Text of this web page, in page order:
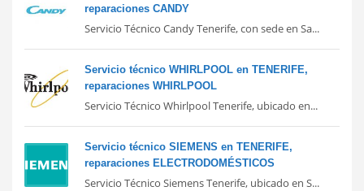
reparaciones CANDY
Servicio Técnico Candy Tenerife, con sede en Sa...
Servicio técnico WHIRLPOOL en TENERIFE,
reparaciones WHIRLPOOL
Servicio Técnico Whirlpool Tenerife, ubicado en...
Servicio técnico SIEMENS en TENERIFE,
reparaciones ELECTRODOMÉSTICOS
Servicio Técnico Siemens Tenerife, ubicado en S...